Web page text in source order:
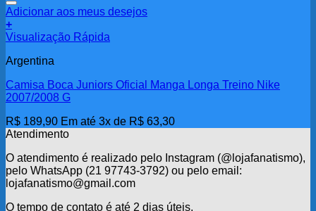
Adicionar aos meus desejos
+
Visualização Rápida
Argentina
Camisa Boca Juniors Oficial Manga Longa Treino Nike
2007/2008 G
R$ 189,90 Em até 3x de R$ 63,30
Atendimento
O atendimento é realizado pelo Instagram (@lojafanatismo),
pelo WhatsApp (21 97743-3792) ou pelo email:
lojafanatismo@gmail.com
O tempo de contato é até 2 dias úteis.